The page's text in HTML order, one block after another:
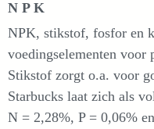
N P K
NPK, stikstof, fosfor en
voedingselementen voor
Stikstof zorgt o.a. voor
Starbucks laat zich als
N = 2,28%, P = 0,06%